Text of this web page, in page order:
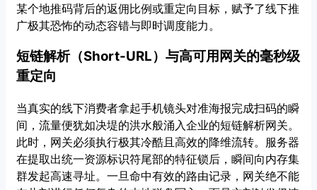
某个地推码背后的返佣比例或重定向目标，赋予了线下推
广极其恐怖的动态容错与即时调度能力。
短链解析（Short-URL）与高可用网关的毫秒级
重定向
当真实的线下消费者拿起手机镜头对准海报完成扫码的瞬
间，流量便犹如决堤的洪水般涌入企业的短链解析网关。
此时，网关必须执行极其冷酷且高效的降维流转。服务器
在提取出统一资源标识符尾部的特征锁后，瞬间向内存集
群发起高速寻址。一旦命中有效的路由记录，网关绝不能